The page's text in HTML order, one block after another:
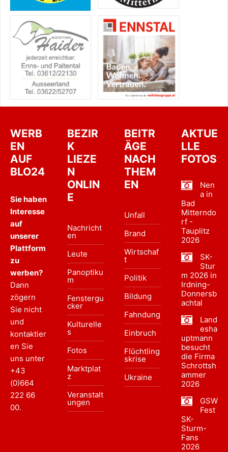
WERB
EN
AUF
BLO24
Sie haben
Interesse
auf
unserer
Plattform
zu
werben?
Dann
zögern
Sie nicht
und
kontaktier
en Sie
uns unter
+43
(0)664
222 66
00.
BEZIR
K
LIEZE
N
ONLIN
E
Nachricht
en
Leute
Panoptiku
m
Fenstergu
cker
Kulturelle
s
Fotos
Marktplat
z
Veranstalt
ungen
BEITR
ÄGE
NACH
THEM
EN
Unfall
Brand
Wirtschaf
t
Politik
Bildung
Fahndung
Einbruch
Flüchtling
skrise
Ukraine
AKTUE
LLE
FOTOS
Nen
a in
Bad
Mitterndo
rf -
Tauplitz
2026
SK-
Stur
m 2026 in
Irdning-
Donnersb
achtal
Land
esha
uptmann
besucht
die Firma
Schrottsh
ammer
2026
GSW
Fest
SK-
Sturm-
Fans
2026